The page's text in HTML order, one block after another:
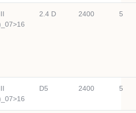
2.4 D 2400 5
D5 2400 5